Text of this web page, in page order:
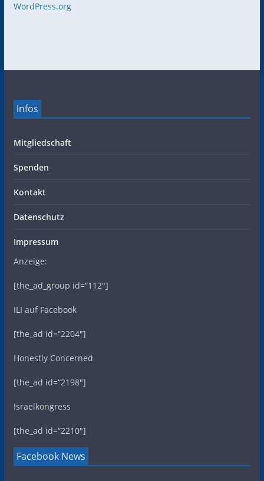
WordPress.org
Infos
Mitgliedschaft
Spenden
Kontakt
Datenschutz
Impressum
Anzeige:
[the_ad_group id=“112″]
ILI auf Facebook
[the_ad id=“2204″]
Honestly Concerned
[the_ad id=“2198″]
Israelkongress
[the_ad id=“2210″]
Facebook News